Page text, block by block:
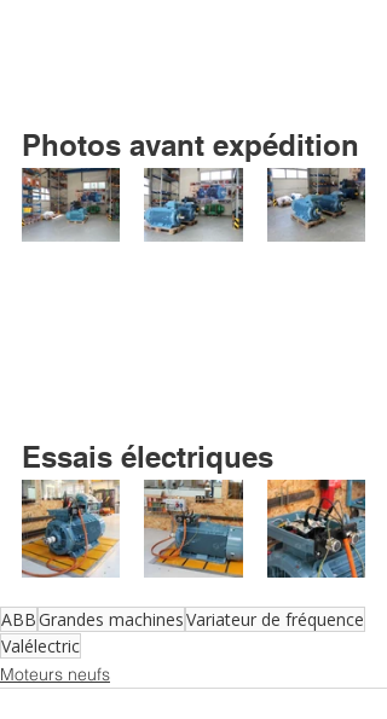
Photos avant expédition
Essais électriques
ABBGrandes machinesVariateur de fréquence
Valélectric
Moteurs neufs